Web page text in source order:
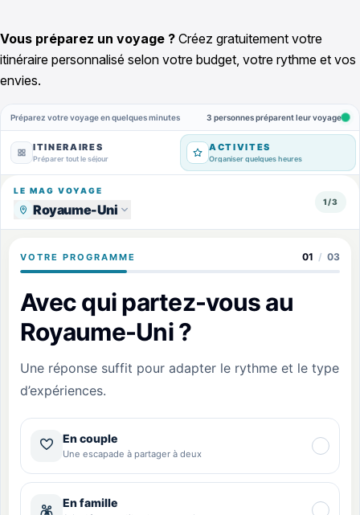
Vous préparez un voyage ? Créez gratuitement votre
itinéraire personnalisé selon votre budget, votre rythme et vos
envies.